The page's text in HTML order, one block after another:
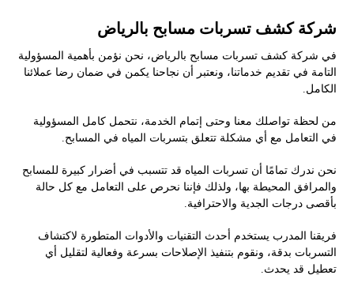
شركة كشف تسربات مسابح بالرياض
في شركة كشف تسربات مسابح بالرياض، نحن نؤمن بأهمية المسؤولية
التامة في تقديم خدماتنا، ونعتبر أن نجاحنا يكمن في ضمان رضا عملائنا
الكامل.
من لحظة تواصلك معنا وحتى إتمام الخدمة، نتحمل كامل المسؤولية
في التعامل مع أي مشكلة تتعلق بتسربات المياه في المسابح.
نحن ندرك تمامًا أن تسربات المياه قد تتسبب في أضرار كبيرة للمسابح
والمرافق المحيطة بها، ولذلك فإننا نحرص على التعامل مع كل حالة
بأقصى درجات الجدية والاحترافية.
فريقنا المدرب يستخدم أحدث التقنيات والأدوات المتطورة لاكتشاف
التسربات بدقة، ونقوم بتنفيذ الإصلاحات بسرعة وفعالية لتقليل أي
تعطيل قد يحدث.